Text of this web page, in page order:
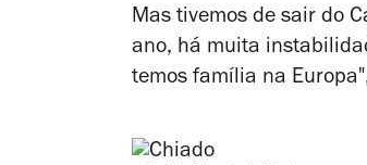
Mas tivemos de sair do
ano, há muita
temos família na